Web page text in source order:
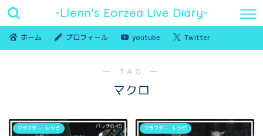
-Llenn's Eorzea Live Diary-
ホーム プロフィール youtube Twitter
― TAG ―
マクロ
クラフター・レシピ クラフター・レシピ